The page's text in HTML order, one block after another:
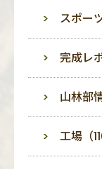
スポー
完成レ
山林部
工場（